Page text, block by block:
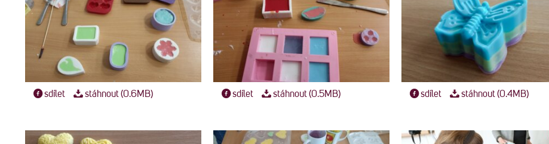
sdílet stáhnout (0.6MB) sdílet stáhnout (0.5MB) sdílet stáhnout (0.4MB)